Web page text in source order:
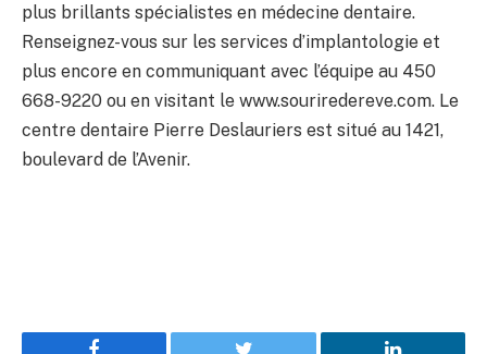
plus brillants spécialistes en médecine dentaire.
Renseignez-vous sur les services d’implantologie et
plus encore en communiquant avec l’équipe au 450
668-9220 ou en visitant le www.souriredereve.com. Le
centre dentaire Pierre Deslauriers est situé au 1421,
boulevard de l’Avenir.